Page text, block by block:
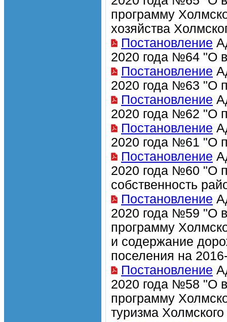
программу
хозяйства
Постановление
2020 года №64 "О
Постановление
2020 года №63 "О
Постановление
2020 года №62 "О
Постановление
2020 года №61 "О
Постановление
2020 года №60 "О
собственность
Постановление
2020 года №59 "О
программу
и содержание
поселения на
Постановление
2020 года №58 "О
программу
туризма